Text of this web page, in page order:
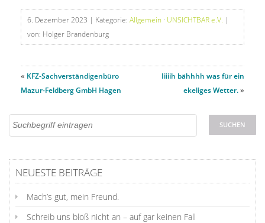
6. Dezember 2023 | Kategorie: Allgemein · UNSICHTBAR e.V. |
von: Holger Brandenburg
« KFZ-Sachverständigenbüro
Mazur-Feldberg GmbH Hagen
Iiiiih bähhhh was für ein
ekeliges Wetter.»
NEUESTE BEITRÄGE
Mach’s gut, mein Freund.
Schreib uns bloß nicht an – auf gar keinen Fall